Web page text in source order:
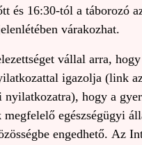
tól a táborozó az
várakozhat.
vállal arra,
igazolja (link
nyilatkozatra), hogy a
megfelelő egészségügyi
engedhető. Az